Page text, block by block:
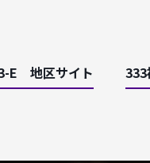
E 地区サイト